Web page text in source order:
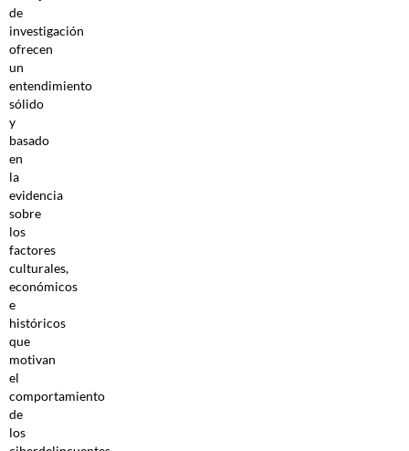
de
investigación
ofrecen
un
entendimiento
sólido
y
basado
en
la
evidencia
sobre
los
factores
culturales,
económicos
e
históricos
que
motivan
el
comportamiento
de
los